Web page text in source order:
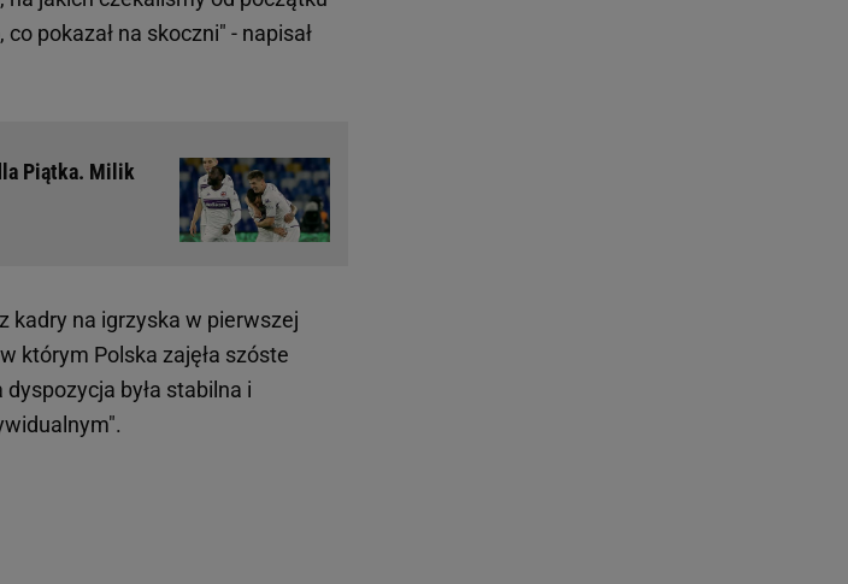
pokazał na skoczni" - napisał
Piątka. Milik
kadry na igrzyska w pierwszej
którym Polska zajęła szóste
była stabilna i